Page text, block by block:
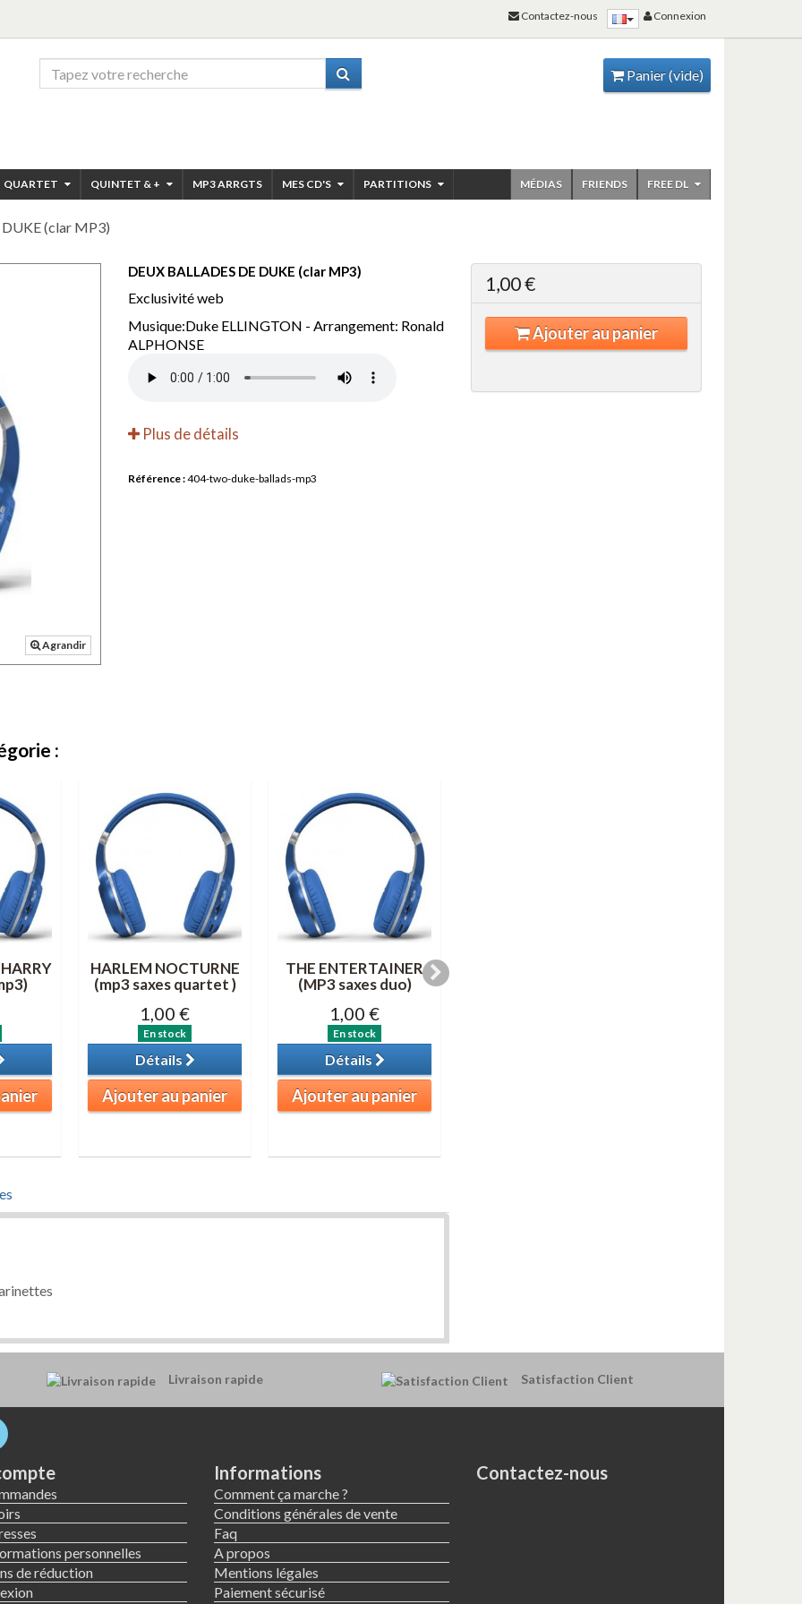
Panier(vide)
QUARTET QUINTET & + MP3 ARRGTS MES CD'S PARTITIONS FREE DL
FRIENDS
MÉDIAS
DUKE (clar MP3)
Agrandir
DEUX BALLADES DE DUKE (clar MP3)
Exclusivité web
Musique:Duke ELLINGTON - Arrangement: Ronald
ALPHONSE
Plus de détails
Référence :404-two-duke-ballads-mp3
1,00 €
Ajouter au panier
:
HARLEM NOCTURNE
(mp3 saxes quartet )
1,00 €
En stock
Détails
Ajouter au panier
THE ENTERTAINER
(MP3 saxes duo)
1,00 €
En stock
Détails
Ajouter au panier
Livraison rapide Satisfaction Client
personnelles
de réduction
Informations
Comment ça marche ?
Conditions générales de vente
Faq
A propos
Mentions légales
Paiement sécurisé
Contactez-nous
Connexion
Contactez-nous